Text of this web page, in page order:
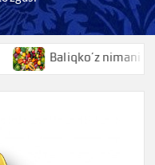
Baliqko’z nimani